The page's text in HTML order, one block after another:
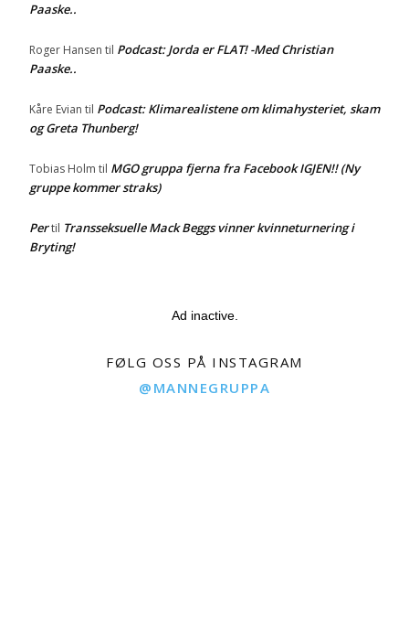
Paaske..
Roger Hansen til Podcast: Jorda er FLAT! -Med Christian
Paaske..
Kåre Evian til Podcast: Klimarealistene om klimahysteriet, skam
og Greta Thunberg!
Tobias Holm til MGO gruppa fjerna fra Facebook IGJEN!! (Ny
gruppe kommer straks)
Pertil Transseksuelle Mack Beggs vinner kvinneturnering i
Bryting!
Ad inactive.
FØLG OSS PÅ INSTAGRAM
@MANNEGRUPPA